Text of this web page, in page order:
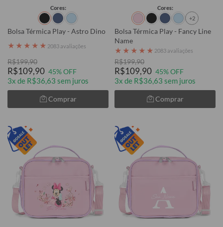
Cores:
Bolsa Térmica Play - Astro Dino
★ ★ ★ ★ ★ 2083 avaliações
R$199,90
R$109,90 45% OFF
3x de R$36,63 sem juros
Comprar
Cores:
+2
Bolsa Térmica Play - Fancy Line
Name
★ ★ ★ ★ ★ 2083 avaliações
R$199,90
R$109,90 45% OFF
3x de R$36,63 sem juros
Comprar